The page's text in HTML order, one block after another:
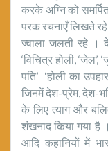
करके अग्नि को
परक रचनाएँ लिखते
ज्वाला जलती रहे ।
‘विचित्र होली, ‘जेल’,
पति’ ‘होली का
जिनमें देश-प्रेम, देश-
के लिए त्याग और
शंखनाद किया गया है ।
आदि कहानियों में